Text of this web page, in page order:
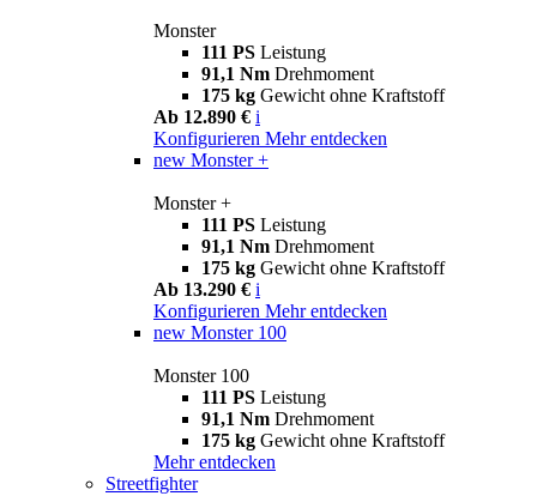
Monster
111 PS Leistung
91,1 Nm Drehmoment
175 kg Gewicht ohne Kraftstoff
Ab 12.890 € i
Konfigurieren Mehr entdecken
new Monster +
Monster +
111 PS Leistung
91,1 Nm Drehmoment
175 kg Gewicht ohne Kraftstoff
Ab 13.290 € i
Konfigurieren Mehr entdecken
new Monster 100
Monster 100
111 PS Leistung
91,1 Nm Drehmoment
175 kg Gewicht ohne Kraftstoff
Mehr entdecken
Streetfighter